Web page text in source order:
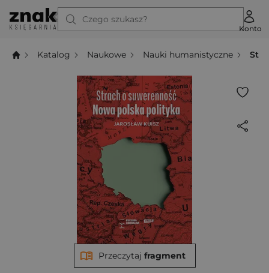
Czego szukasz?
Konto
Katalog Naukowe Nauki humanistyczne
Przeczytaj fragment